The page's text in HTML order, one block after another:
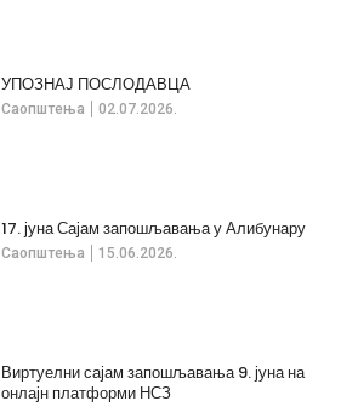
Саопштења 02.07.2026.
УПОЗНАЈ ПОСЛОДАВЦА
Саопштења 15.06.2026.
17. јуна Сајам запошљавања у Алибунару
Виртуелни сајам запошљавања 9. јуна на
онлајн платформи НСЗ